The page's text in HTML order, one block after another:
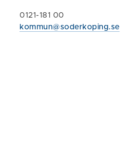
0121-181 00
kommun@soderkoping.se